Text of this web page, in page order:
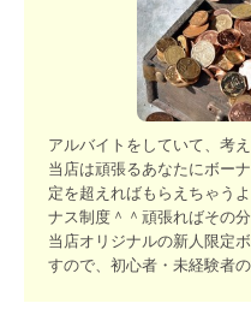
アルバイトをしていて、考
当店は頑張るあなたにボー
定を超えればもらえちゃう
ナス制度＾＾頑張ればその
当店オリジナルの新人限定
すので、初心者・未経験者